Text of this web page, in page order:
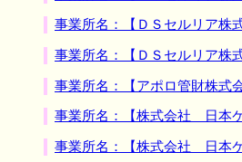
事業所名：【ＤＳセルリア株
事業所名：【ＤＳセルリア株
事業所名：【アポロ管財株式
事業所名：【株式会社 日本
事業所名：【株式会社 日本